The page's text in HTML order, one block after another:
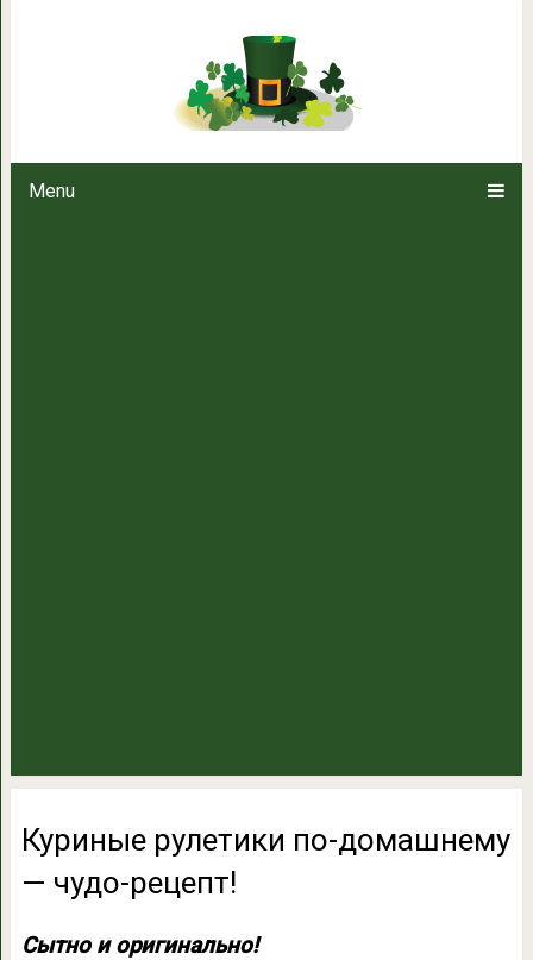
Menu
Куриные рулетики по-
Куриные рулетики по-домашнему
— чудо-рецепт!
Сытно и оригинально!